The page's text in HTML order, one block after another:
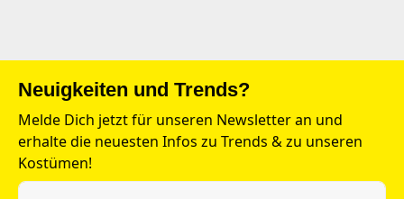
Neuigkeiten und Trends?
Melde Dich jetzt für unseren Newsletter an und
erhalte die neuesten Infos zu Trends & zu unseren
Kostümen!